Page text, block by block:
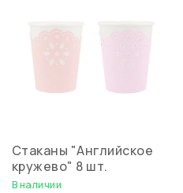
Стаканы "Английское
кружево" 8 шт.
В наличии